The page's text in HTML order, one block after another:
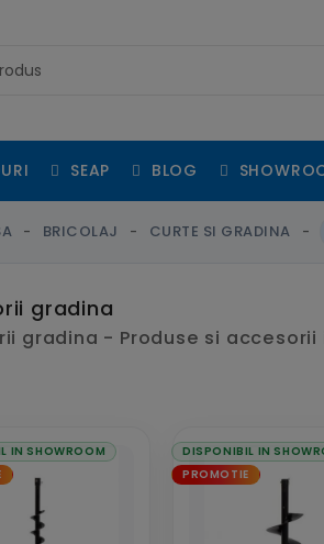
SEAP BLOG
BRICOLAJ CURTE SI GRADINA
gradina
gradina - Produse si accesorii
IN SHOWROOM
DISPONIBIL IN
PROMOTIE